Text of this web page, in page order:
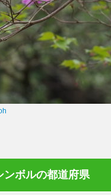
ンボルの都道府県